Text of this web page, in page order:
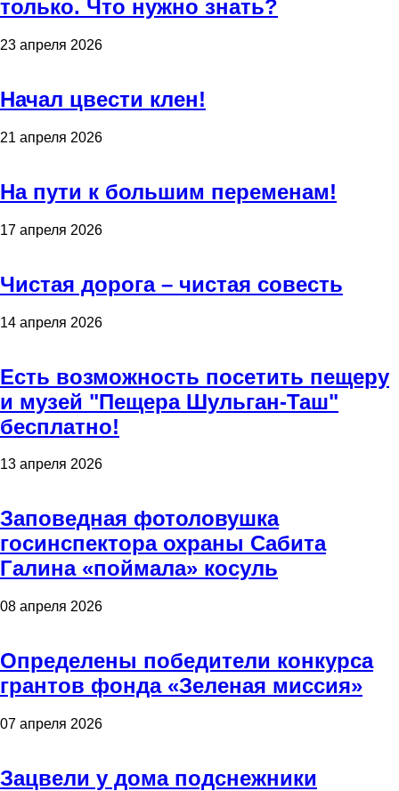
только. Что нужно знать?
23 апреля 2026
Начал цвести клен!
21 апреля 2026
На пути к большим переменам!
17 апреля 2026
Чистая дорога – чистая совесть
14 апреля 2026
Есть возможность посетить пещеру
и музей "Пещера Шульган-Таш"
бесплатно!
13 апреля 2026
Заповедная фотоловушка
госинспектора охраны Сабита
Галина «поймала» косуль
08 апреля 2026
Определены победители конкурса
грантов фонда «Зеленая миссия»
07 апреля 2026
Зацвели у дома подснежники